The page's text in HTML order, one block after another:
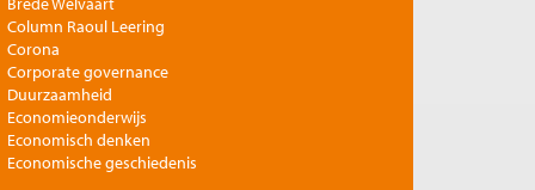
Column Raoul Leering
Corona
Corporate governance
Duurzaamheid
Economieonderwijs
Economisch denken
Economische geschiedenis